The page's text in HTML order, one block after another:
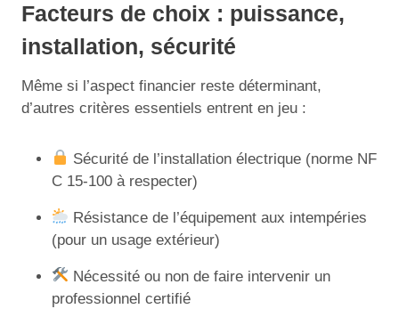
Facteurs de choix : puissance,
installation, sécurité
Même si l’aspect financier reste déterminant,
d’autres critères essentiels entrent en jeu :
Sécurité de l’installation électrique (norme NF
C 15-100 à respecter)
Résistance de l’équipement aux intempéries
(pour un usage extérieur)
Nécessité ou non de faire intervenir un
professionnel certifié